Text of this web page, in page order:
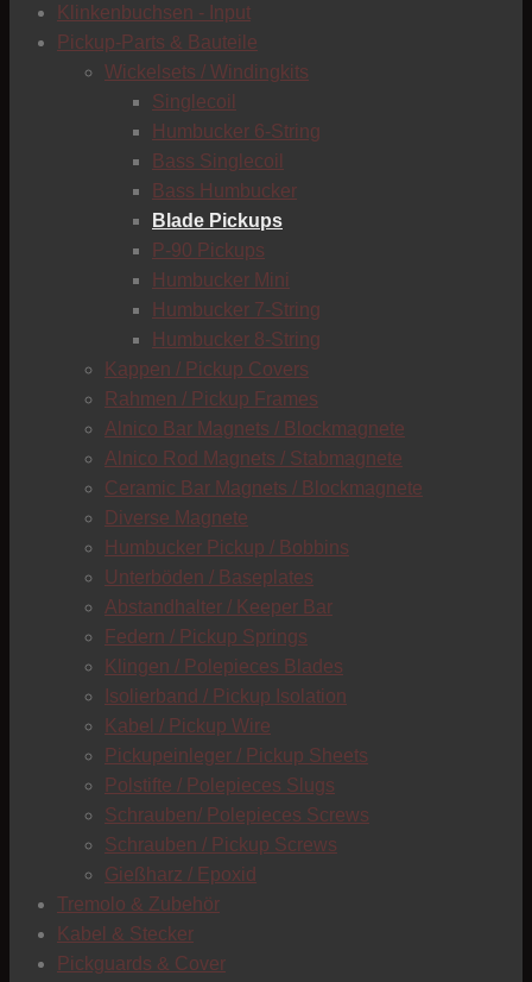
Klinkenbuchsen - Input
Pickup-Parts & Bauteile
Wickelsets / Windingkits
Singlecoil
Humbucker 6-String
Bass Singlecoil
Bass Humbucker
Blade Pickups
P-90 Pickups
Humbucker Mini
Humbucker 7-String
Humbucker 8-String
Kappen / Pickup Covers
Rahmen / Pickup Frames
Alnico Bar Magnets / Blockmagnete
Alnico Rod Magnets / Stabmagnete
Ceramic Bar Magnets / Blockmagnete
Diverse Magnete
Humbucker Pickup / Bobbins
Unterböden / Baseplates
Abstandhalter / Keeper Bar
Federn / Pickup Springs
Klingen / Polepieces Blades
Isolierband / Pickup Isolation
Kabel / Pickup Wire
Pickupeinleger / Pickup Sheets
Polstifte / Polepieces Slugs
Schrauben/ Polepieces Screws
Schrauben / Pickup Screws
Gießharz / Epoxid
Tremolo & Zubehör
Kabel & Stecker
Pickguards & Cover